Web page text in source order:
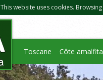
This website uses cookies.
Toscane Côte